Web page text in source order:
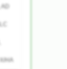
HA